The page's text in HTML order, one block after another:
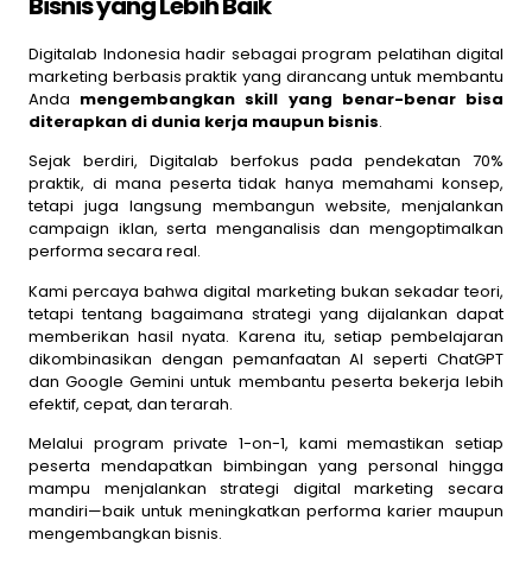
Digitalab Indonesia hadir sebagai program pelatihan digital
marketing berbasis praktik yang dirancang untuk membantu
Anda mengembangkan skill yang benar-benar bisa
diterapkan di dunia kerja maupun bisnis.
Sejak berdiri, Digitalab berfokus pada pendekatan 70%
praktik, di mana peserta tidak hanya memahami konsep,
tetapi juga langsung membangun website, menjalankan
campaign iklan, serta menganalisis dan mengoptimalkan
performa secara real.
Kami percaya bahwa digital marketing bukan sekadar teori,
tetapi tentang bagaimana strategi yang dijalankan dapat
memberikan hasil nyata. Karena itu, setiap pembelajaran
dikombinasikan dengan pemanfaatan AI seperti ChatGPT
danGoogle Gemini untuk membantu peserta bekerja lebih
efektif, cepat, dan terarah.
Melalui program private 1-on-1, kami memastikan setiap
peserta mendapatkan bimbingan yang personal hingga
mampu menjalankan strategi digital marketing secara
mandiri—baik untuk meningkatkan performa karier maupun
mengembangkan bisnis.